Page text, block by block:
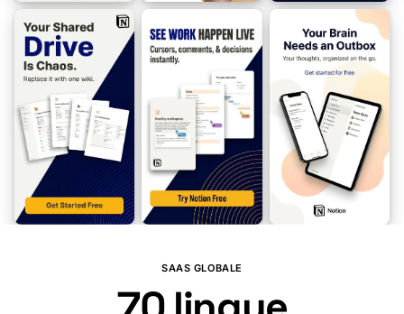
🇿🇦 🇦🇱
🇰🇭 🇪🇹 🇸🇦
🇦🇲
🇰🇭 🇦🇿 🇪🇸
SAAS GLOBALE